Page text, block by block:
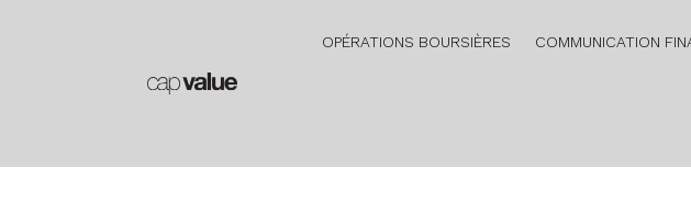
OPÉRATIONS BOURSIÈRES COMMUNICATION